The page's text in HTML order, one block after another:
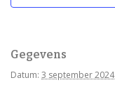
Gegevens
Datum: 3 september 2024